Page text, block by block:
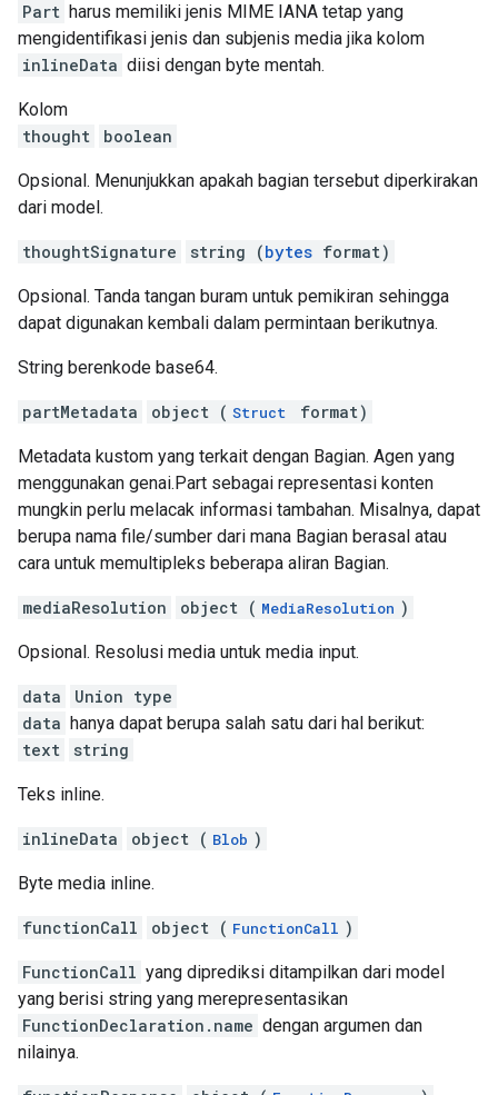
Part harus memiliki jenis MIME IANA tetap yang
mengidentifikasi jenis dan subjenis media jika kolom
inlineData diisi dengan byte mentah.
Kolom
thought
boolean
Opsional. Menunjukkan apakah bagian tersebut diperkirakan
dari model.
thoughtSignature string (bytes format)
Opsional. Tanda tangan buram untuk pemikiran sehingga
dapat digunakan kembali dalam permintaan berikutnya.
String berenkode base64.
partMetadata object ( Struct format)
Metadata kustom yang terkait dengan Bagian. Agen yang
menggunakan genai.Part sebagai representasi konten
mungkin perlu melacak informasi tambahan. Misalnya, dapat
berupa nama file/sumber dari mana Bagian berasal atau
cara untuk memultipleks beberapa aliran Bagian.
mediaResolution object ( MediaResolution )
Opsional. Resolusi media untuk media input.
data
Union type
data hanya dapat berupa salah satu dari hal berikut:
text
string
Teks inline.
inlineData object ( Blob )
Byte media inline.
functionCall object ( FunctionCall )
FunctionCall yang diprediksi ditampilkan dari model
yang berisi string yang merepresentasikan
FunctionDeclaration.name dengan argumen dan
nilainya.